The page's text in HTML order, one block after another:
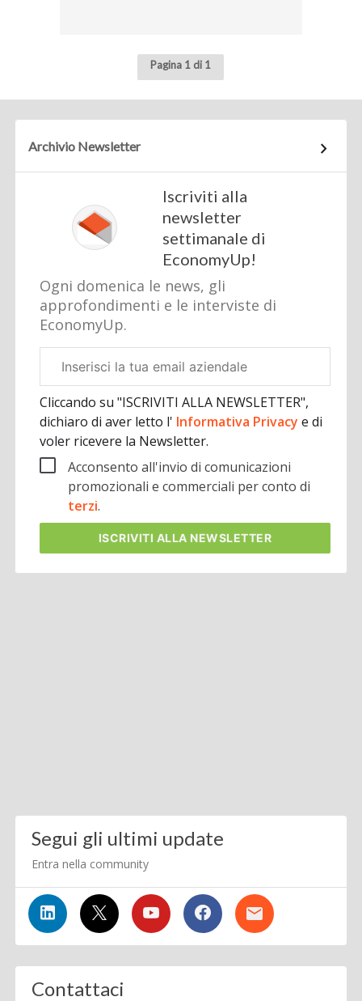
Pagina 1 di 1
Archivio Newsletter
Iscriviti alla
newsletter
settimanale di
EconomyUp!
Ogni domenica le news, gli
approfondimenti e le interviste di
EconomyUp.
aziendale
Cliccando su "ISCRIVITI ALLA NEWSLETTER",
dichiaro di aver letto l' Informativa Privacye di
voler ricevere la Newsletter.
Acconsento all'invio di comunicazioni
promozionali e commerciali per conto di
terzi.
ISCRIVITI ALLA NEWSLETTER
Segui gli ultimi update
Entra nella community
Contattaci